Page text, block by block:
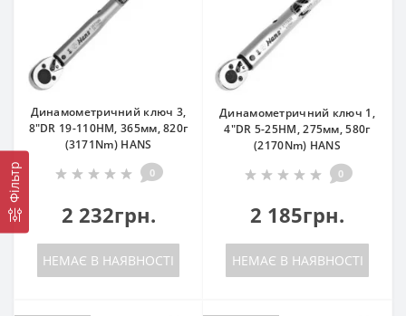
Фільтр
Динамометричний ключ 3,
8"DR 19-110HM, 365мм, 820г
(3171Nm) HANS
0
2 232грн.
НЕМАЄ В НАЯВНОСТІ
Динамометричний ключ 1,
4"DR 5-25HM, 275мм, 580г
(2170Nm) HANS
0
2 185грн.
НЕМАЄ В НАЯВНОСТІ